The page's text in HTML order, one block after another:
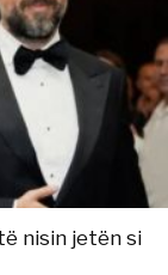
nisin jetën si